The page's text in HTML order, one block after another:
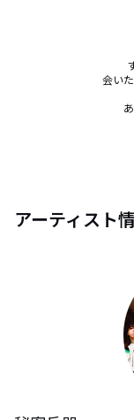
会い
アーティスト